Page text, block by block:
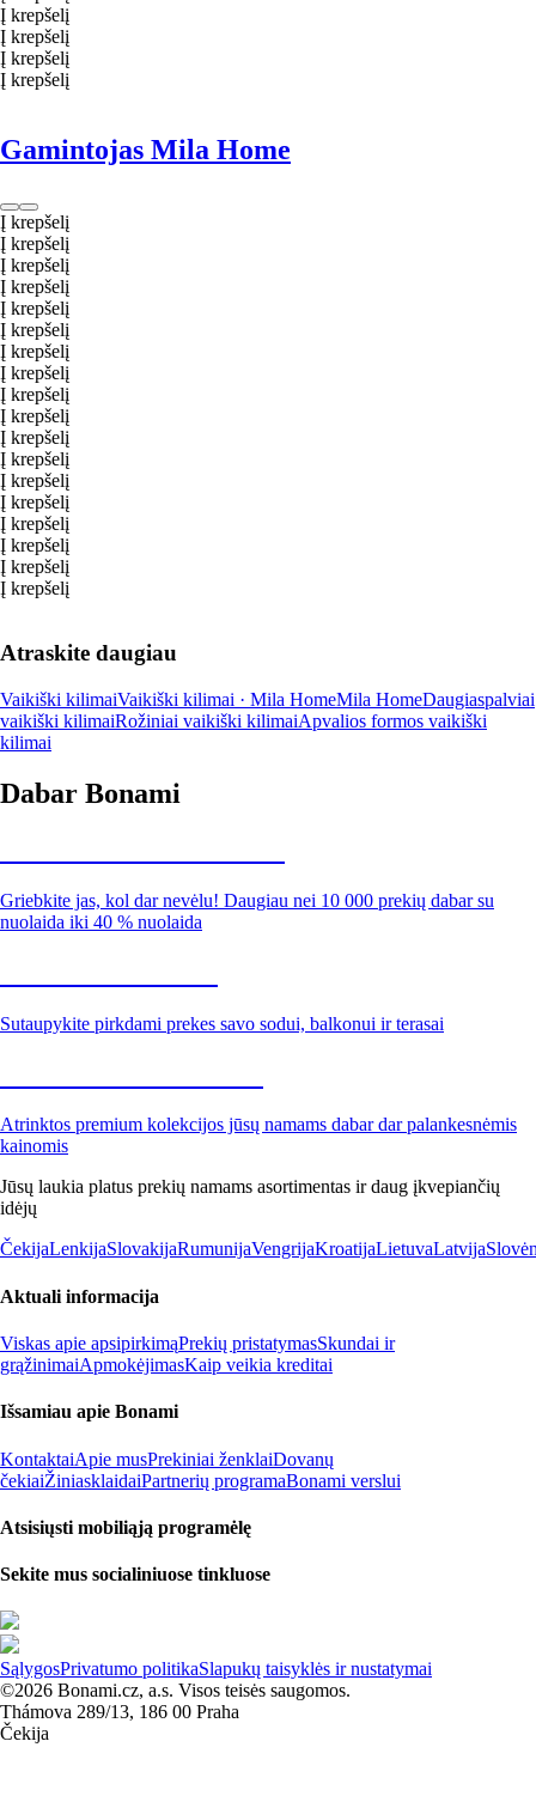
Į krepšelį
Į krepšelį
Į krepšelį
Į krepšelį
Gamintojas Mila Home
Į krepšelį
Į krepšelį
Į krepšelį
Į krepšelį
Į krepšelį
Į krepšelį
Į krepšelį
Į krepšelį
Į krepšelį
Į krepšelį
Į krepšelį
Į krepšelį
Į krepšelį
Į krepšelį
Į krepšelį
Į krepšelį
Į krepšelį
Į krepšelį
Atraskite daugiau
Vaikiški kilimaiVaikiški kilimai · Mila HomeMila HomeDaugiaspalviai
vaikiški kilimaiRožiniai vaikiški kilimaiApvalios formos vaikiški
kilimai
Dabar Bonami
Griebkite jas, kol dar nevėlu! Daugiau nei 10 000 prekių dabar su
nuolaida iki 40 % nuolaida
Sutaupykite pirkdami prekes savo sodui, balkonui ir terasai
Atrinktos premium kolekcijos jūsų namams dabar dar palankesnėmis
kainomis
Jūsų laukia platus prekių namams asortimentas ir daug įkvepiančių
idėjų
ČekijaLenkijaSlovakijaRumunijaVengrijaKroatijaLietuvaLatvija
Aktuali informacija
Viskas apie apsipirkimąPrekių pristatymasSkundai ir
grąžinimaiApmokėjimasKaip veikia kreditai
Išsamiau apie Bonami
KontaktaiApie musPrekiniai ženklaiDovanų
čekiaiŽiniasklaidaiPartnerių programaBonami verslui
Atsisiųsti mobiliąją programėlę
Sekite mus socialiniuose tinkluose
SąlygosPrivatumo politikaSlapukų taisyklės ir nustatymai
©2026 Bonami.cz, a.s. Visos teisės saugomos.
Thámova 289/13, 186 00 Praha
Čekija